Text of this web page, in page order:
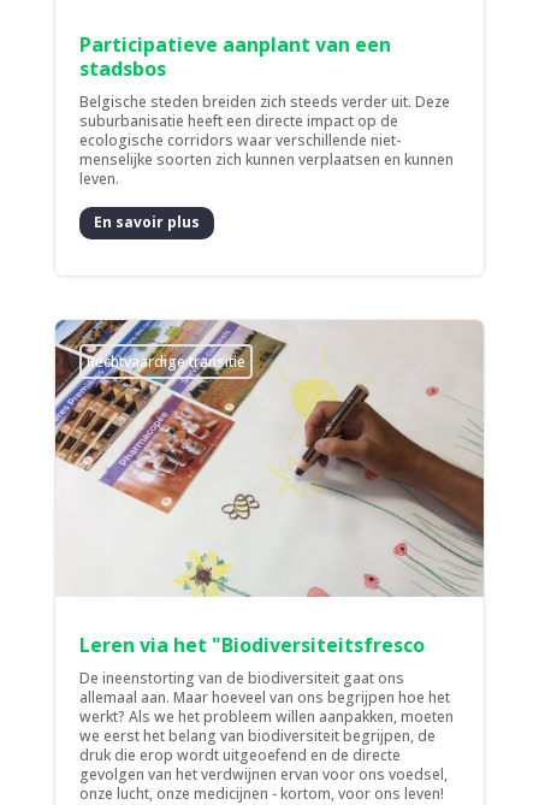
Participatieve aanplant van een
stadsbos
Belgische steden breiden zich steeds verder uit. Deze
suburbanisatie heeft een directe impact op de
ecologische corridors waar verschillende niet-
menselijke soorten zich kunnen verplaatsen en kunnen
leven.
En savoir plus
Rechtvaardige transitie
Leren via het "Biodiversiteitsfresco
De ineenstorting van de biodiversiteit gaat ons
allemaal aan. Maar hoeveel van ons begrijpen hoe het
werkt? Als we het probleem willen aanpakken, moeten
we eerst het belang van biodiversiteit begrijpen, de
druk die erop wordt uitgeoefend en de directe
gevolgen van het verdwijnen ervan voor ons voedsel,
onze lucht, onze medicijnen - kortom, voor ons leven!